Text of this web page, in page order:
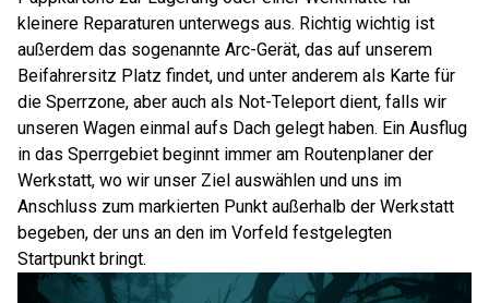
kleinere Reparaturen unterwegs aus. Richtig wichtig ist
außerdem das sogenannte Arc-Gerät, das auf unserem
Beifahrersitz Platz findet, und unter anderem als Karte für
die Sperrzone, aber auch als Not-Teleport dient, falls wir
unseren Wagen einmal aufs Dach gelegt haben. Ein Ausflug
in das Sperrgebiet beginnt immer am Routenplaner der
Werkstatt, wo wir unser Ziel auswählen und uns im
Anschluss zum markierten Punkt außerhalb der Werkstatt
begeben, der uns an den im Vorfeld festgelegten
Startpunkt bringt.